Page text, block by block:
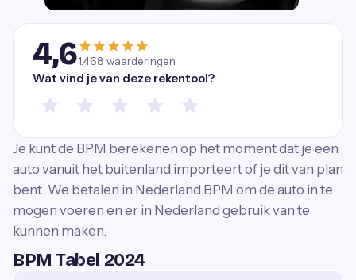
4,61.468 waarderingen
Wat vind je van deze rekentool?
Je kunt de BPM berekenen op het moment dat je een
auto vanuit het buitenland importeert of je dit van plan
bent. We betalen in Nederland BPM om de auto in te
mogen voeren en er in Nederland gebruik van te
kunnen maken.
BPM Tabel 2024